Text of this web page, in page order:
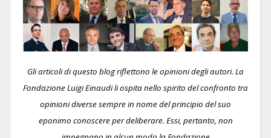
Gli articoli di questo blog riflettono le opinioni degli autori. La
Fondazione Luigi Einaudi li ospita nello spirito del confronto tra
opinioni diverse sempre in nome del principio del suo
eponimo conoscere per deliberare. Essi, pertanto, non